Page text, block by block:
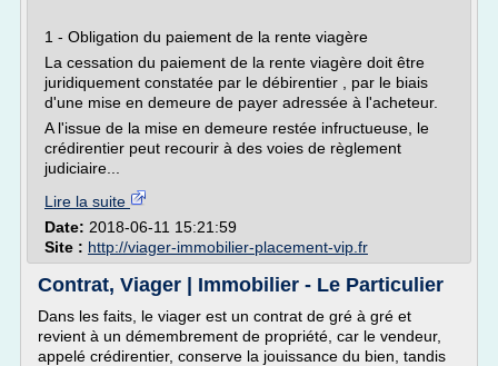
1 - Obligation du paiement de la rente viagère
La cessation du paiement de la rente viagère doit être
juridiquement constatée par le débirentier , par le biais
d'une mise en demeure de payer adressée à l'acheteur.
A l'issue de la mise en demeure restée infructueuse, le
crédirentier peut recourir à des voies de règlement
judiciaire...
Lire la suite
Date: 2018-06-11 15:21:59
Site : http://viager-immobilier-placement-vip.fr
Contrat, Viager | Immobilier - Le Particulier
Dans les faits, le viager est un contrat de gré à gré et
revient à un démembrement de propriété, car le vendeur,
appelé crédirentier, conserve la jouissance du bien, tandis